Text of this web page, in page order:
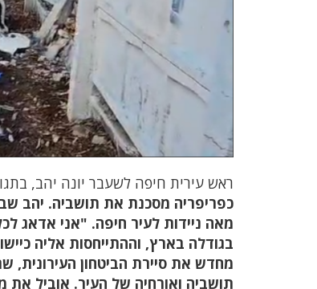
ראש עירית חיפה לשעבר יונה יהב,
כפריפריה מסכנת את תושביה. יהב שב
מאה ניידות לעיר חיפה. "אני אדאג
בגודלה בארץ, וההתייחסות אליה
מחדש את סיירת הביטחון העירונית,
תושביה ואורחיה של העיר. אוביל את